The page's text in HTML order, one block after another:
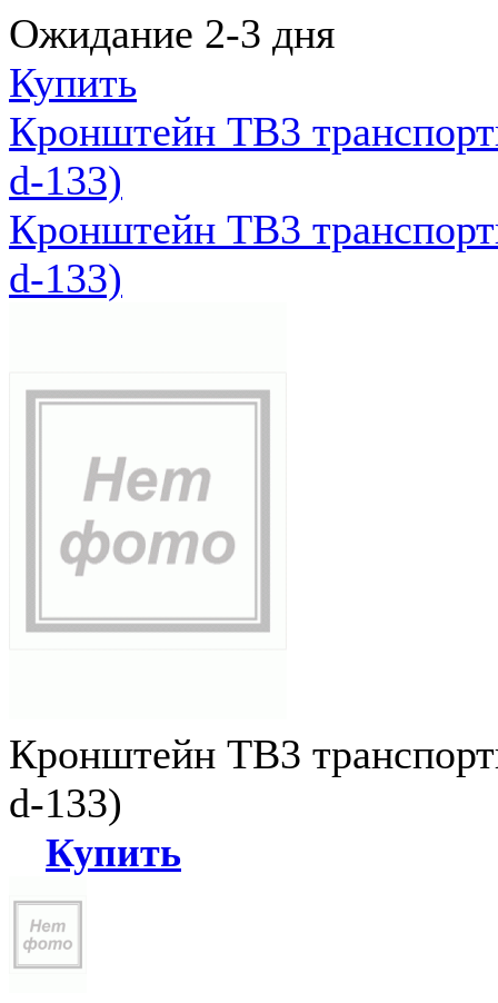
Ожидание 2-3 дня
Купить
Кронштейн ТВ3
d-133)
Кронштейн ТВ3
d-133)
Кронштейн ТВ3
d-133)
Купить